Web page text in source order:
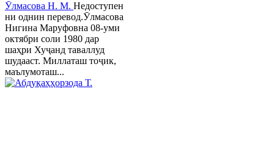
Ӯлмасова Н. М. Недоступен
ни однин перевод.Ӯлмасова
Нигина Маруфовна 08-уми
октябри соли 1980 дар
шаҳри Хуҷанд таваллуд
шудааст. Миллаташ тоҷик,
маълумоташ...